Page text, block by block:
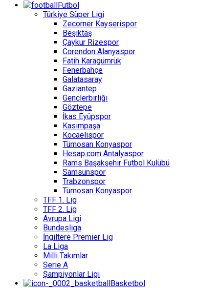
Futbol
Türkiye Süper Ligi
Zecorner Kayserispor
Beşiktaş
Çaykur Rizespor
Corendon Alanyaspor
Fatih Karagümrük
Fenerbahçe
Galatasaray
Gaziantep
Gençlerbirliği
Göztepe
İkas Eyüpspor
Kasımpaşa
Kocaelispor
Tümosan Konyaspor
Hesap.com Antalyaspor
Rams Başakşehir Futbol Kulübü
Samsunspor
Trabzonspor
Tümosan Konyaspor
TFF 1. Lig
TFF 2. Lig
Avrupa Ligi
Bundesliga
İngiltere Premier Lig
La Liga
Milli Takımlar
Serie A
Şampiyonlar Ligi
Basketbol